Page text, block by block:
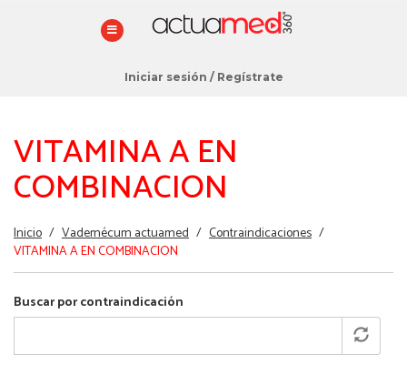
Iniciar sesión / Regístrate
VITAMINA A EN
COMBINACION
Estás
aquí
Inicio / Vademécum actuamed / Contraindicaciones /
VITAMINA A EN COMBINACION
Buscar por contraindicación